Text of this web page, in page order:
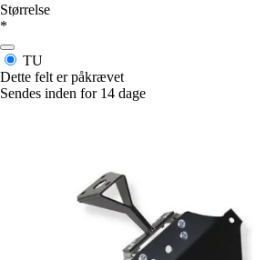
Størrelse
*
TU
Dette felt er påkrævet
Sendes inden for 14 dage